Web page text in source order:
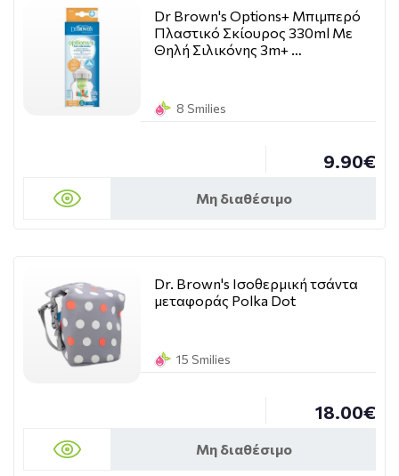
Dr Brown's Options+ Μπιμπερό
Πλαστικό Σκίουρος 330ml Με
Θηλή Σιλικόνης 3m+ …
8 Smilies
9.90€
Μη διαθέσιμο
Dr. Brown's Ισοθερμική τσάντα
μεταφοράς Polka Dot
15 Smilies
18.00€
Μη διαθέσιμο